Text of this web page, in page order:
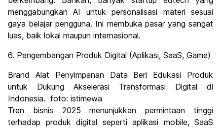
menggabungkan AI untuk personalisasi materi sesuai
gaya belajar pengguna. Ini membuka pasar yang sangat
luas, baik lokal maupun internasional.
6. Pengembangan Produk Digital (Aplikasi, SaaS, Game)
Brand Alat Penyimpanan Data Beri Edukasi Produk
untuk Dukung Akselerasi Transformasi Digital di
Indonesia. foto: istimewa
Tren bisnis 2025 menunjukkan permintaan tinggi
terhadap produk digital seperti aplikasi mobile, SaaS